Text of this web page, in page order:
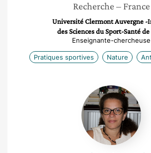
Recherche – France
Université Clermont Auvergne
des Sciences du Sport-Santé de
Enseignante-chercheuse
Pratiques sportives Nature
Stephanie
Mulot